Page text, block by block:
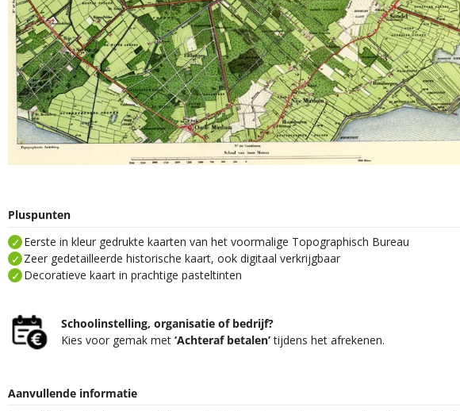
Pluspunten
Eerste in kleur gedrukte kaarten van het voormalige Topographisch Bureau
Zeer gedetailleerde historische kaart, ook digitaal verkrijgbaar
Decoratieve kaart in prachtige pasteltinten
Schoolinstelling, organisatie of bedrijf?
Kies voor gemak met‘Achteraf betalen’tijdens het afrekenen.
Aanvullende informatie